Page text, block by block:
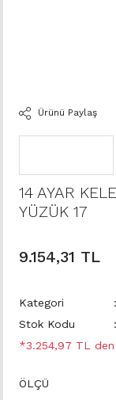
Ürünü Paylaş
14 AYAR
YÜZÜK 17
9.154,31 TL
Kategori
Stok Kodu
*3.254,97 TL
ÖLÇÜ